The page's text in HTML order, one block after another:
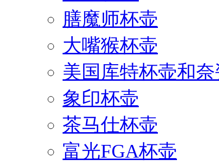
膳魔师杯壶
大嘴猴杯壶
美国库特杯壶和
象印杯壶
茶马仕杯壶
富光FGA杯壶